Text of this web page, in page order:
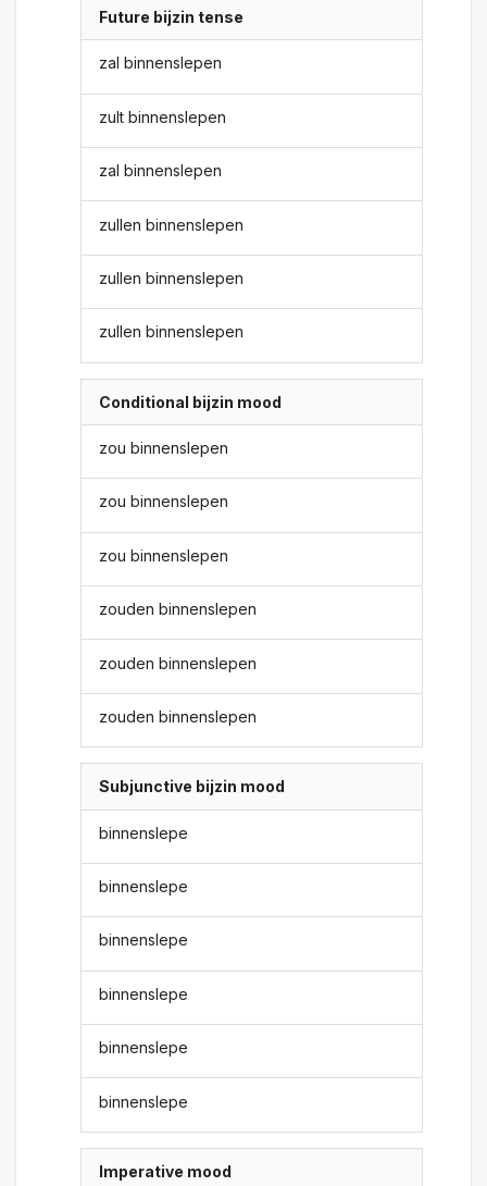
Future bijzin tense
zal binnenslepen
zult binnenslepen
zal binnenslepen
zullen binnenslepen
zullen binnenslepen
zullen binnenslepen
Conditional bijzin mood
zou binnenslepen
zou binnenslepen
zou binnenslepen
zouden binnenslepen
zouden binnenslepen
zouden binnenslepen
Subjunctive bijzin mood
binnenslepe
binnenslepe
binnenslepe
binnenslepe
binnenslepe
binnenslepe
Imperative mood